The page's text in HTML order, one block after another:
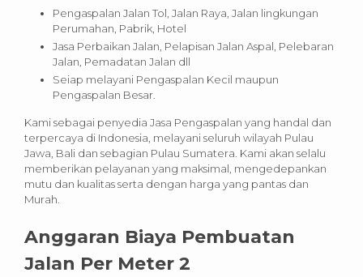
Pengaspalan Jalan Tol, Jalan Raya, Jalan lingkungan
Perumahan, Pabrik, Hotel
Jasa Perbaikan Jalan, Pelapisan Jalan Aspal, Pelebaran
Jalan, Pemadatan Jalan dll
Seiap melayani Pengaspalan Kecil maupun
Pengaspalan Besar.
Kami sebagai penyedia Jasa Pengaspalan yang handal dan
terpercaya di Indonesia, melayani seluruh wilayah Pulau
Jawa, Bali dan sebagian Pulau Sumatera. Kami akan selalu
memberikan pelayanan yang maksimal, mengedepankan
mutu dan kualitas serta dengan harga yang pantas dan
Murah.
Anggaran Biaya Pembuatan
Jalan Per Meter 2